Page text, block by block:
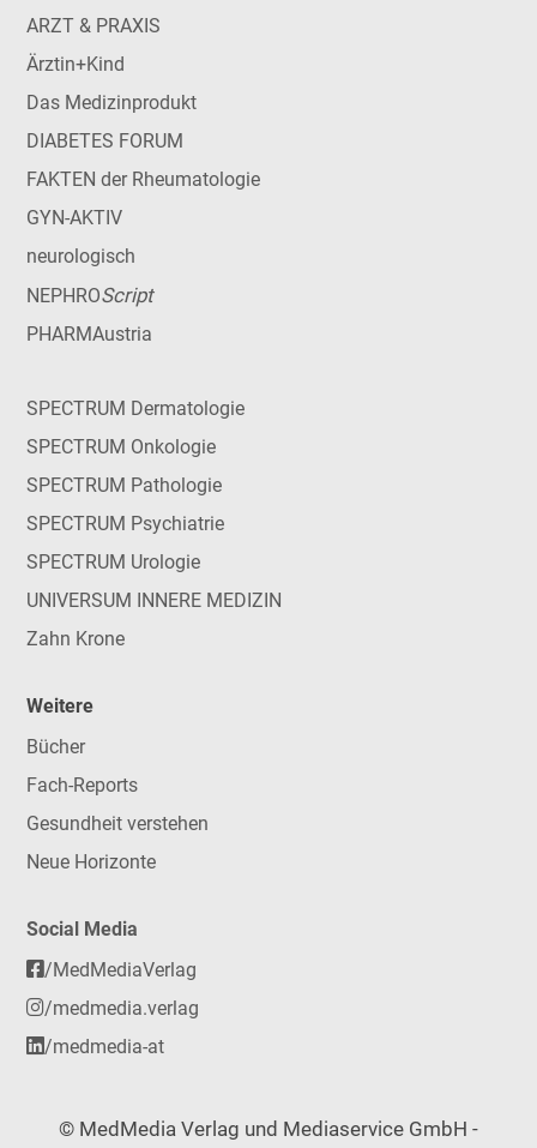
ARZT & PRAXIS
Ärztin+Kind
Das Medizinprodukt
DIABETES FORUM
FAKTEN der Rheumatologie
GYN-AKTIV
neurologisch
NEPHROScript
PHARMAustria
SPECTRUM Dermatologie
SPECTRUM Onkologie
SPECTRUM Pathologie
SPECTRUM Psychiatrie
SPECTRUM Urologie
UNIVERSUM INNERE MEDIZIN
Zahn Krone
Weitere
Bücher
Fach-Reports
Gesundheit verstehen
Neue Horizonte
Social Media
/MedMediaVerlag
/medmedia.verlag
/medmedia-at
© MedMedia Verlag und Mediaservice GmbH -